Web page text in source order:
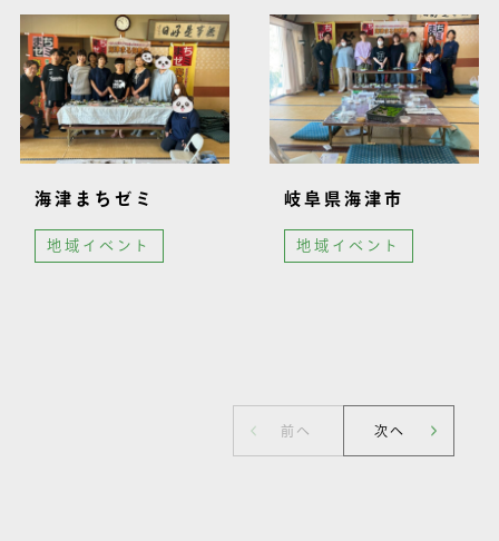
海津まちゼミ
地域イベント
岐阜県海津市
地域イベント